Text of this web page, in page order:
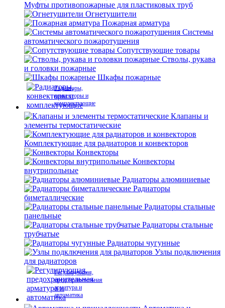
Муфты противопожарные для пластиковых труб
Огнетушители
Пожарная арматура
Системы
автоматического пожаротушения
Сопутствующие товары
Стволы, рукава
и головки пожарные
Шкафы пожарные
Радиаторы,
конвекторы и
комплектующие
Клапаны и
элементы термостатические
Комплектующие для радиаторов и конвекторов
Конвекторы
Конвекторы
внутрипольные
Радиаторы алюминиевые
Радиаторы
биметаллические
Радиаторы стальные
панельные
Радиаторы стальные
трубчатые
Радиаторы чугунные
Узлы подключения
для радиаторов
Регулирующая,
предохранительная
арматура и
автоматика